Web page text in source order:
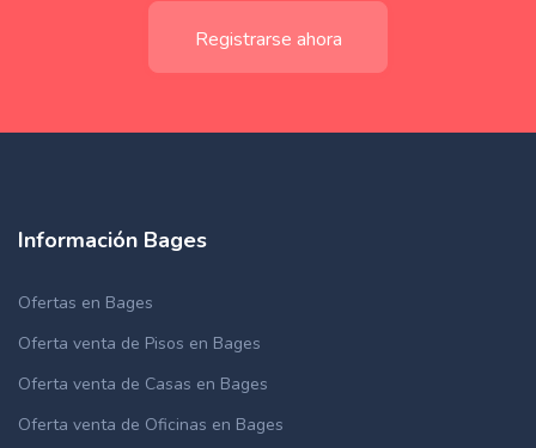
Registrarse ahora
Información Bages
Ofertas en Bages
Oferta venta de Pisos en Bages
Oferta venta de Casas en Bages
Oferta venta de Oficinas en Bages